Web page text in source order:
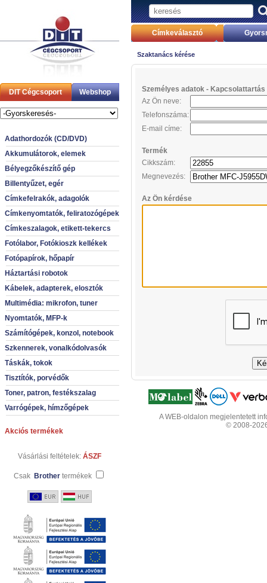
DIT Cégcsoport Webshop
Adathordozók (CD/DVD)
Akkumulátorok, elemek
Bélyegzőkészítő gép
Billentyűzet, egér
Címkefelrakók, adagolók
Címkenyomtatók, feliratozógépek
Címkeszalagok, etikett-tekercs
Fotólabor, Fotókioszk kellékek
Fotópapírok, hőpapír
Háztartási robotok
Kábelek, adapterek, elosztók
Multimédia: mikrofon, tuner
Nyomtatók, MFP-k
Számítógépek, konzol, notebook
Szkennerek, vonalkódolvasók
Táskák, tokok
Tisztítók, porvédők
Toner, patron, festékszalag
Varrógépek, hímzőgépek
Akciós termékek
Vásárlási feltételek: ÁSZF
Csak Brother termékek
Címkeválasztó
Szaktanács kérése
Személyes adatok - Kapcsolattartás
Az Ön neve:
Telefonszáma:
E-mail címe:
Termék
Cikkszám:
Megnevezés:
Az Ön kérdése
A WEB-oldalon megjelentetett
© 2008-